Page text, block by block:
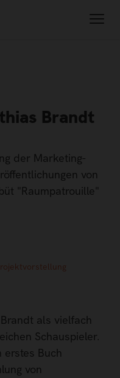
Brandt
der Marketing-
von
"Raumpatrouille"
als vielfach
Schauspieler.
erstes Buch
von